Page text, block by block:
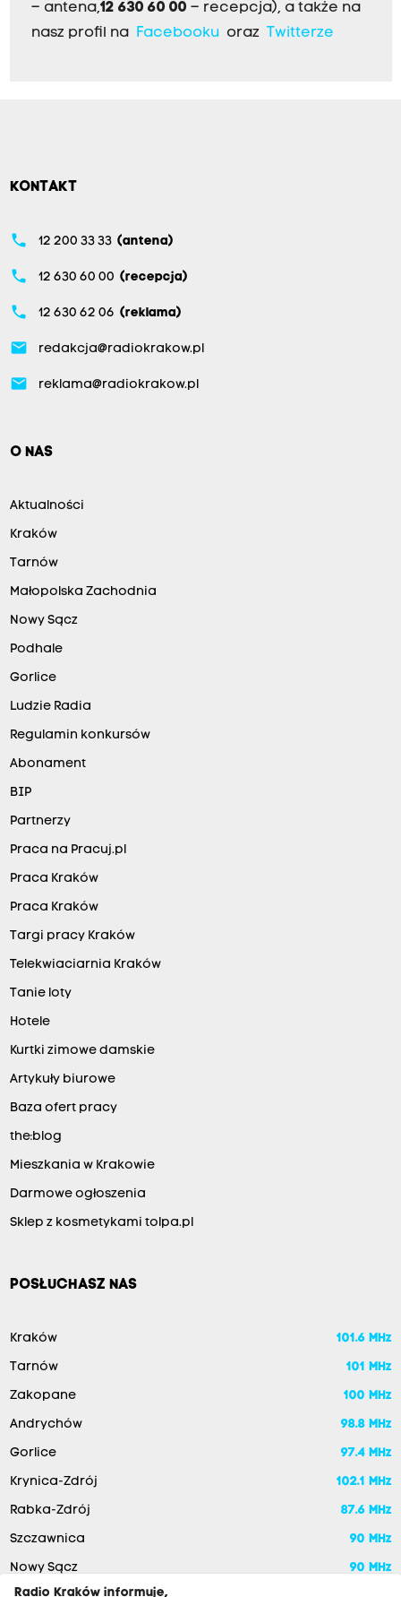
– antena,12 630 60 00 – recepcja), a także na
nasz profil na Facebookuoraz Twitterze
KONTAKT
phone 12 200 33 33 (antena)
phone 12 630 60 00 (recepcja)
phone 12 630 62 06 (reklama)
email redakcja@radiokrakow.pl
email reklama@radiokrakow.pl
O NAS
Aktualności
Kraków
Tarnów
Małopolska Zachodnia
Nowy Sącz
Podhale
Gorlice
Ludzie Radia
Regulamin konkursów
Abonament
BIP
Partnerzy
Praca na Pracuj.pl
Praca Kraków
Praca Kraków
Targi pracy Kraków
Telekwiaciarnia Kraków
Tanie loty
Hotele
Kurtki zimowe damskie
Artykuły biurowe
Baza ofert pracy
the:blog
Mieszkania w Krakowie
Darmowe ogłoszenia
Sklep z kosmetykami tolpa.pl
POSŁUCHASZ NAS
Kraków 101.6 MHz
Tarnów 101 MHz
Zakopane 100 MHz
Andrychów 98.8 MHz
Gorlice 97.4 MHz
Krynica-Zdrój 102.1 MHz
Rabka-Zdrój 87.6 MHz
Szczawnica 90 MHz
Nowy Sącz
90 MHz
Radio Kraków informuje,